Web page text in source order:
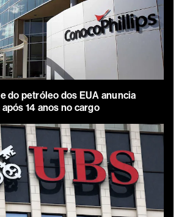
do petróleo dos EUA anuncia
14 anos no cargo